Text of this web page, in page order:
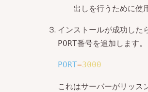
出しを行うために使
インストールが成功した
PORT番号を追加します。
PORT=3000
これはサーバーがリッス